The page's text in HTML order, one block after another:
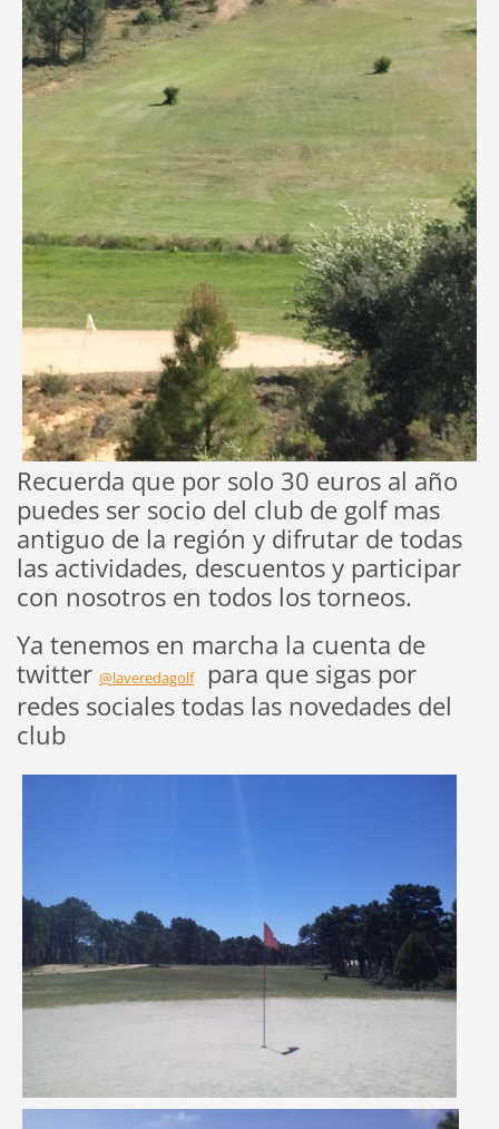
Recuerda que por solo 30 euros al año
puedes ser socio del club de golf mas
antiguo de la región y difrutar de todas
las actividades, descuentos y participar
con nosotros en todos los torneos.
Ya tenemos en marcha la cuenta de
twitter @laveredagolfpara que sigas por
redes sociales todas las novedades del
club